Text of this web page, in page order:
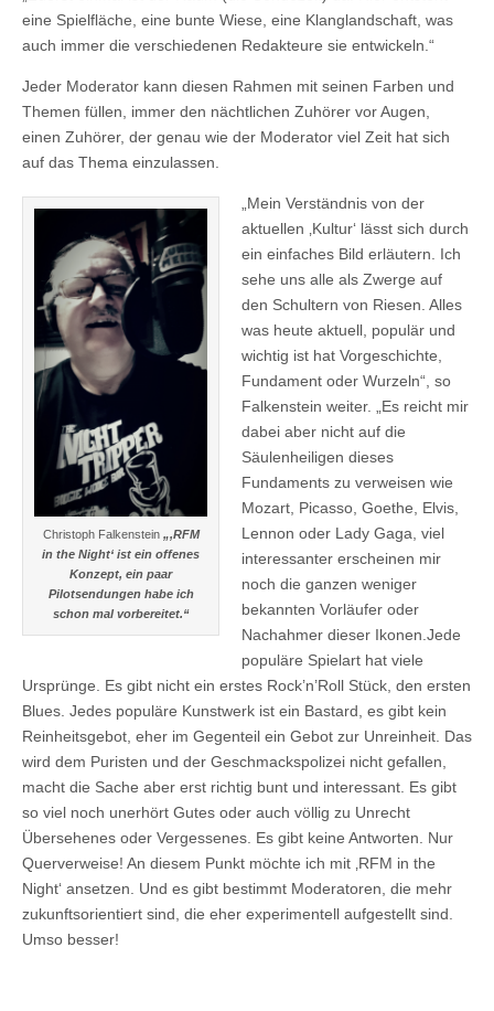
eine Spielfläche, eine bunte Wiese, eine Klanglandschaft, was
auch immer die verschiedenen Redakteure sie entwickeln.“
Jeder Moderator kann diesen Rahmen mit seinen Farben und
Themen füllen, immer den nächtlichen Zuhörer vor Augen,
einen Zuhörer, der genau wie der Moderator viel Zeit hat sich
auf das Thema einzulassen.
Christoph Falkenstein „‚RFM
in the Night‘ ist ein offenes
Konzept, ein paar
Pilotsendungen habe ich
schon mal vorbereitet.“
„Mein Verständnis von der
aktuellen ‚Kultur‘ lässt sich durch
ein einfaches Bild erläutern. Ich
sehe uns alle als Zwerge auf
den Schultern von Riesen. Alles
was heute aktuell, populär und
wichtig ist hat Vorgeschichte,
Fundament oder Wurzeln“, so
Falkenstein weiter. „Es reicht mir
dabei aber nicht auf die
Säulenheiligen dieses
Fundaments zu verweisen wie
Mozart, Picasso, Goethe, Elvis,
Lennon oder Lady Gaga, viel
interessanter erscheinen mir
noch die ganzen weniger
bekannten Vorläufer oder
Nachahmer dieser Ikonen.Jede
populäre Spielart hat viele
Ursprünge. Es gibt nicht ein erstes Rock’n’Roll Stück, den ersten
Blues. Jedes populäre Kunstwerk ist ein Bastard, es gibt kein
Reinheitsgebot, eher im Gegenteil ein Gebot zur Unreinheit. Das
wird dem Puristen und der Geschmackspolizei nicht gefallen,
macht die Sache aber erst richtig bunt und interessant. Es gibt
so viel noch unerhört Gutes oder auch völlig zu Unrecht
Übersehenes oder Vergessenes. Es gibt keine Antworten. Nur
Querverweise! An diesem Punkt möchte ich mit ‚RFM in the
Night‘ ansetzen. Und es gibt bestimmt Moderatoren, die mehr
zukunftsorientiert sind, die eher experimentell aufgestellt sind.
Umso besser!